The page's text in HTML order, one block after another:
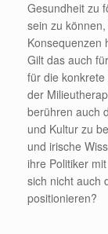
Gesundheit zu
sein zu
Konsequenzen
Gilt das auch
für die
der
berühren auch
und Kultur zu
und irische
ihre Politiker
sich nicht auch
positionieren?